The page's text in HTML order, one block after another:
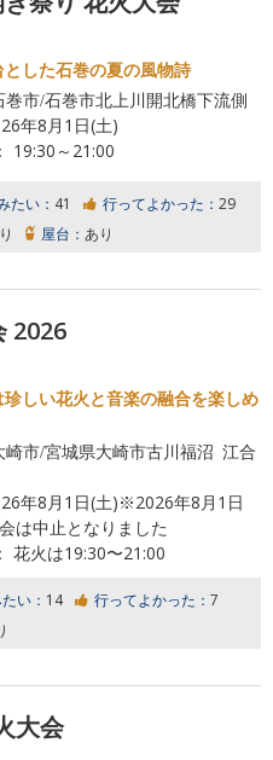
した石巻の夏の風物詩
巻市/石巻市北上川開北橋下流側
年8月1日(土)
19:30～21:00
たい： 41 行ってよかった： 29
屋台： あり
2026
しい花火と音楽の融合を楽しめ
崎市/宮城県大崎市古川福沼 江合
年8月1日(土)※2026年8月1日
は中止となりました
花火は19:30〜21:00
い： 14 行ってよかった： 7
大会